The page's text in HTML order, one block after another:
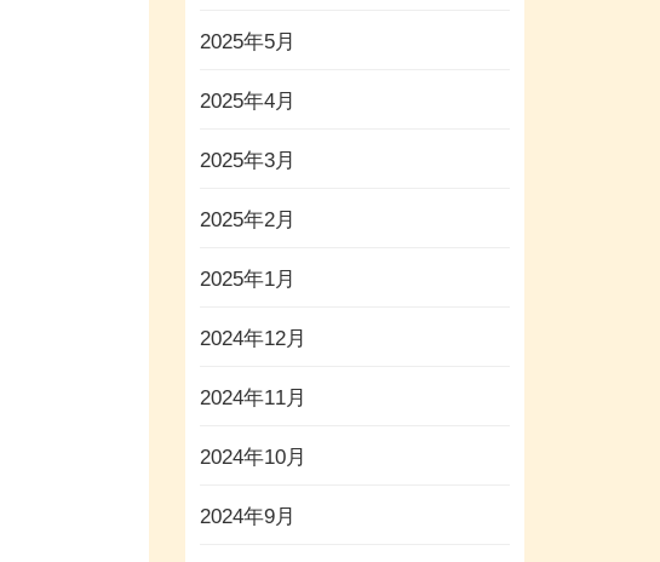
2025年5月
2025年4月
2025年3月
2025年2月
2025年1月
2024年12月
2024年11月
2024年10月
2024年9月